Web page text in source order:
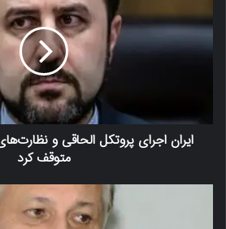
ایران اجرای پروتکل الحاقی و
متوقف کرد